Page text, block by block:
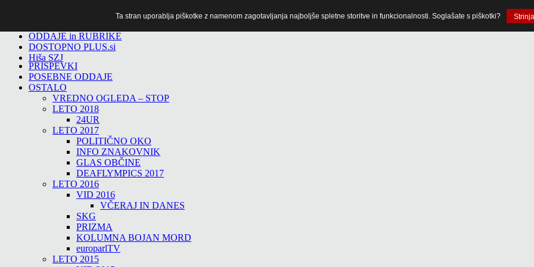
ODDAJE in RUBRIKE
DOSTOPNO PLUS.si
Hiša SZJ
PRISPEVKI
POSEBNE ODDAJE
OSTALO
VREDNO OGLEDA – STOP
LETO 2018
24UR
LETO 2017
POLITIČNO OKO
INFO ZNAKOVNIK
GLAS OBČINE
DEAFLYMPICS 2017
LETO 2016
VID 2016
VČERAJ IN DANES
SKG
PRIZMA
KOLUMNA BOJAN MORD
europarlTV
LETO 2015
Ta stran uporablja piškotke z namenom zagotavljanja najboljše spletne storitve in funkcionalnosti. Soglašate s piškotki?